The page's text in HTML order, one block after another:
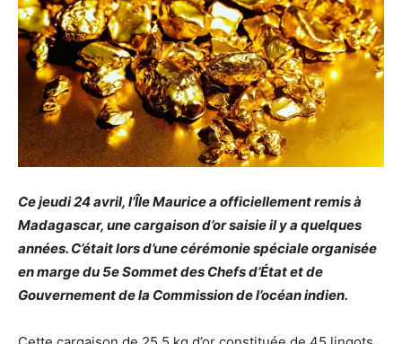
Ce jeudi 24 avril, l’Île Maurice a officiellement remis à
Madagascar, une cargaison d’or saisie il y a quelques
années. C’était lors d’une cérémonie spéciale organisée
en marge du 5e Sommet des Chefs d’État et de
Gouvernement de la Commission de l’océan indien.